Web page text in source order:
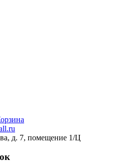
д. 7, помещение 1/Ц